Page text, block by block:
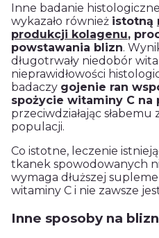
Inne badanie
wykazało również istotną
produkcji kolagenu,
powstawania blizn.
długotrwały niedobór
nieprawidłowości
badaczy gojenie ran
spożycie witaminy C na
przeciwdziałając
populacji.
Co istotne, leczenie
tkanek spowodowanych
wymaga dłuższej
witaminy C i nie zawsze
Inne sposoby na